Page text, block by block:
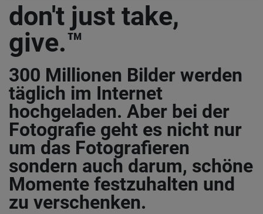
don't just take,
give.™
300 Millionen Bilder werden
täglich im Internet
hochgeladen. Aber bei der
Fotografie geht es nicht nur
um das Fotografieren
sondern auch darum, schöne
Momente festzuhalten und
zu verschenken.